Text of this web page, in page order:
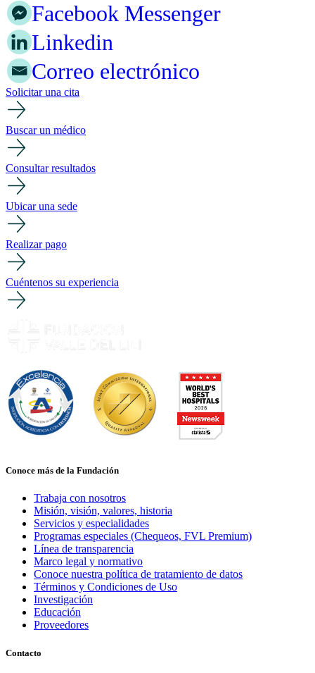
Facebook Messenger
Linkedin
Correo electrónico
Solicitar una cita
Buscar un médico
Consultar resultados
Ubicar una sede
Realizar pago
Cuéntenos su experiencia
Conoce más de la Fundación
Trabaja con nosotros
Misión, visión, valores, historia
Servicios y especialidades
Programas especiales (Chequeos, FVL Premium)
Línea de transparencia
Marco legal y normativo
Conoce nuestra política de tratamiento de datos
Términos y Condiciones de Uso
Investigación
Educación
Proveedores
Contacto